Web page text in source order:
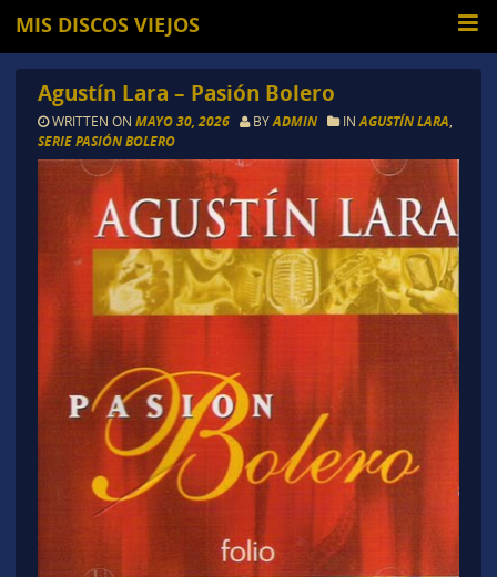
MIS DISCOS VIEJOS
Agustín Lara – Pasión Bolero
WRITTEN ON MAYO 30, 2026 BYADMIN IN AGUSTÍN LARA
SERIE PASIÓN BOLERO